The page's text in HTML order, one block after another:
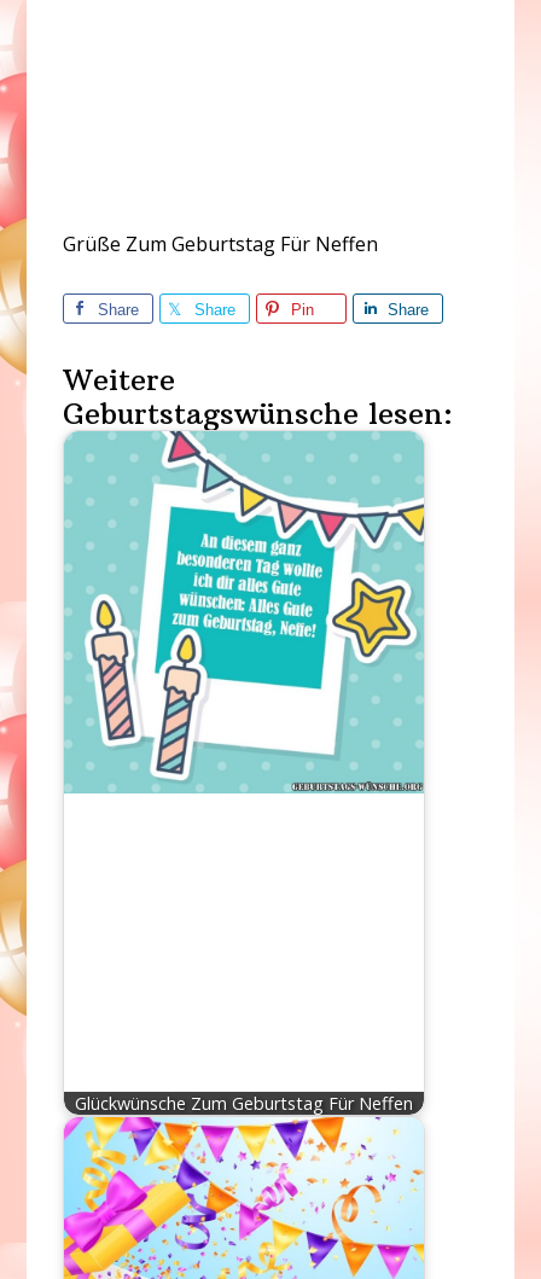
Grüße Zum Geburtstag Für Neffen
Share Share Pin Share
Weitere
Geburtstagswünsche lesen:
Glückwünsche Zum Geburtstag Für Neffen